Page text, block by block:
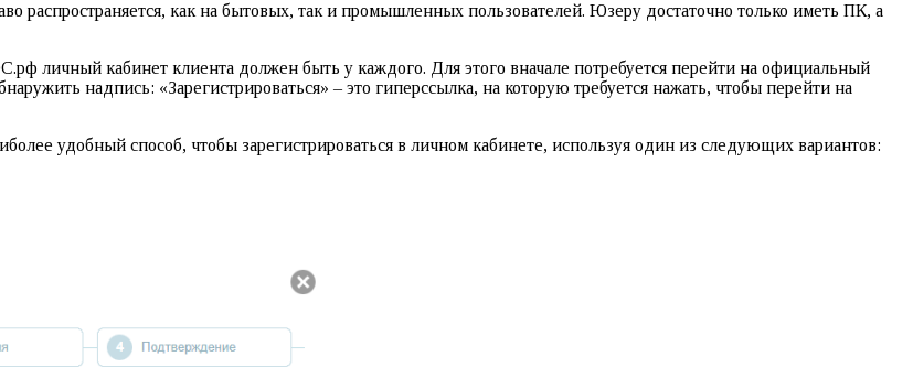
распространяется, как на бытовых, так и промышленных пользователей. Юзеру достаточно только иметь ПК, а
личный кабинет клиента должен быть у каждого. Для этого вначале потребуется перейти на официальный
надпись: «Зарегистрироваться» – это гиперссылка, на которую требуется нажать, чтобы перейти на
удобный способ, чтобы зарегистрироваться в личном кабинете, используя один из следующих вариантов: